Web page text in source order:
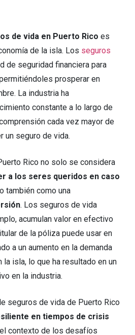
de vida en Puerto Rico es
de la isla. Los seguros
de seguridad financiera para
prosperar en
La industria ha
constante a lo largo de
cada vez mayor de
un seguro de vida.
Rico no solo se considera
a los seres queridos en caso
también como una
. Los seguros de vida
acumulan valor en efectivo
de la póliza puede usar en
a un aumento en la demanda
isla, lo que ha resultado en un
en la industria.
seguros de vida de Puerto Rico
en tiempos de crisis
el contexto de los desafíos